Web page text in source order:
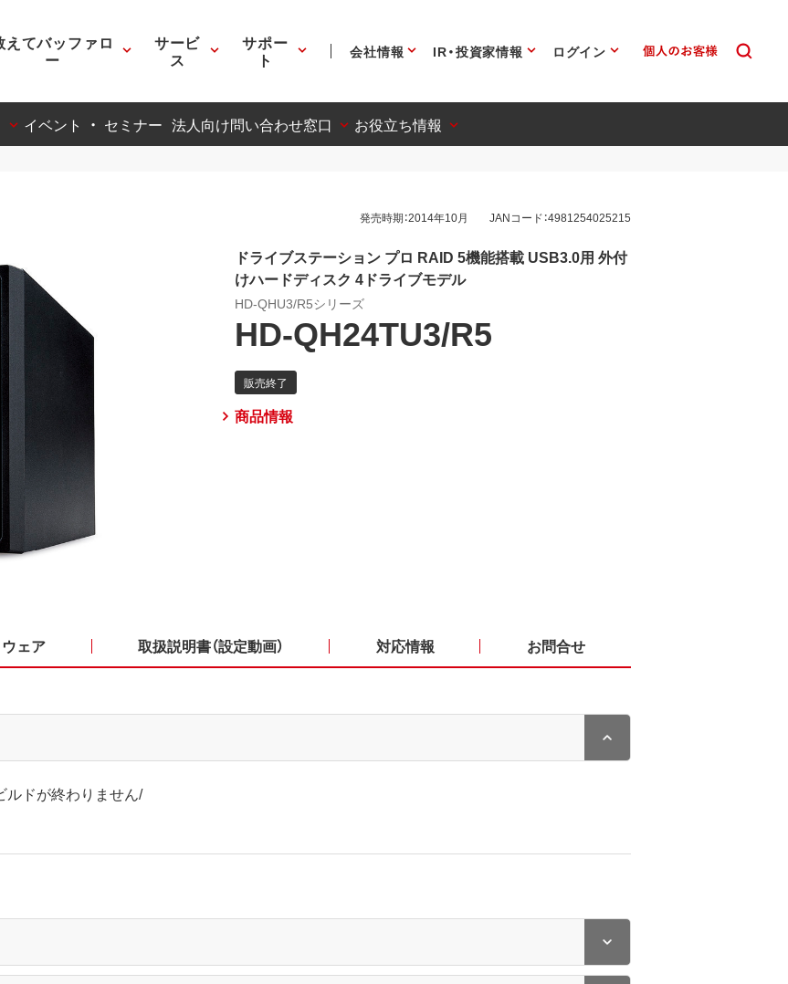
えてバッファロ
ー
サービ
ス
サポー
ト 会社情報 IR・投資家情報 ログイン
イベント ・ セミナー 法人向け問い合わせ窓口 お役立ち情報
発売時期：2014年10月 JANコード：4981254025215
ドライブステーション プロ RAID 5機能搭載 USB3.0用 外付
けハードディスク 4ドライブモデル
HD-QHU3/R5シリーズ
HD-QH24TU3/R5
商品情報
ェア 取扱説明書（設定動画） 対応情報 お問合せ
ルドが終わりません/